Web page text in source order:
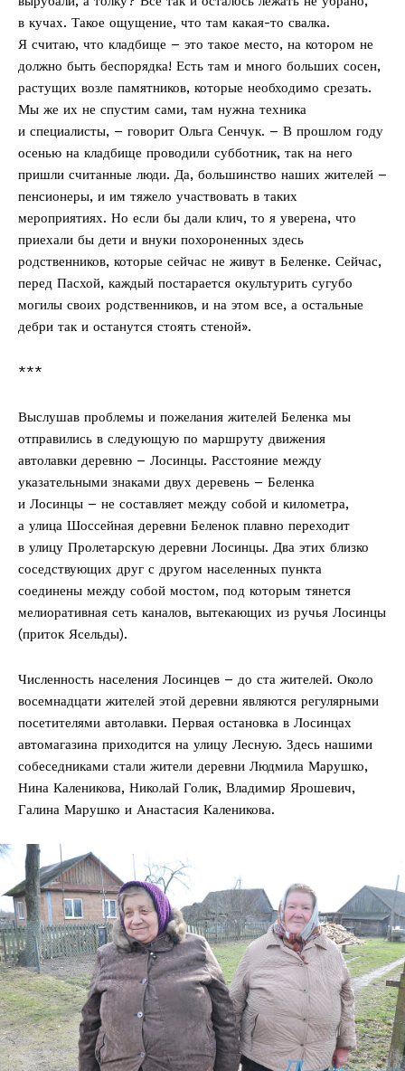
в кучах. Такое ощущение, что там какая-то свалка.
Я считаю, что кладбище – это такое место, на котором не
должно быть беспорядка! Есть там и много больших сосен,
растущих возле памятников, которые необходимо срезать.
Мы же их не спустим сами, там нужна техника
и специалисты, – говорит Ольга Сенчук. – В прошлом году
осенью на кладбище проводили субботник, так на него
пришли считанные люди. Да, большинство наших жителей –
пенсионеры, и им тяжело участвовать в таких
мероприятиях. Но если бы дали клич, то я уверена, что
приехали бы дети и внуки похороненных здесь
родственников, которые сейчас не живут в Беленке. Сейчас,
перед Пасхой, каждый постарается окультурить сугубо
могилы своих родственников, и на этом все, а остальные
дебри так и останутся стоять стеной».
***
Выслушав проблемы и пожелания жителей Беленка мы
отправились в следующую по маршруту движения
автолавки деревню – Лосинцы. Расстояние между
указательными знаками двух деревень – Беленка
и Лосинцы – не составляет между собой и километра,
а улица Шоссейная деревни Беленок плавно переходит
в улицу Пролетарскую деревни Лосинцы. Два этих близко
соседствующих друг с другом населенных пункта
соединены между собой мостом, под которым тянется
мелиоративная сеть каналов, вытекающих из ручья Лосинцы
(приток Ясельды).
Численность населения Лосинцев – до ста жителей. Около
восемнадцати жителей этой деревни являются регулярными
посетителями автолавки. Первая остановка в Лосинцах
автомагазина приходится на улицу Лесную. Здесь нашими
собеседниками стали жители деревни Людмила Марушко,
Нина Каленикова, Николай Голик, Владимир Ярошевич,
Галина Марушко и Анастасия Каленикова.